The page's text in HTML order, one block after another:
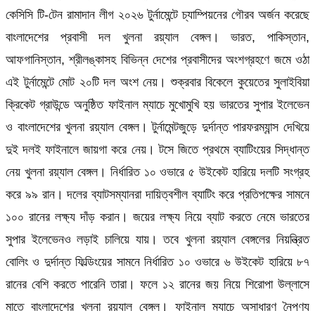
কেসিসি টি-টেন রামাদান লীগ ২০২৬ টুর্নামেন্টে চ্যাম্পিয়নের গৌরব অর্জন করেছে
বাংলাদেশের প্রবাসী দল খুলনা রয়্যাল বেঙ্গল। ভারত, পাকিস্তান,
আফগানিস্তান, শ্রীলঙ্কাসহ বিভিন্ন দেশের প্রবাসীদের অংশগ্রহণে জমে ওঠা
এই টুর্নামেন্টে মোট ২০টি দল অংশ নেয়। শুক্রবার বিকেলে কুয়েতের সুলাইবিয়া
ক্রিকেট গ্রাউন্ডে অনুষ্ঠিত ফাইনাল ম্যাচে মুখোমুখি হয় ভারতের সুপার ইলেভেন
ও বাংলাদেশের খুলনা রয়্যাল বেঙ্গল। টুর্নামেন্টজুড়ে দুর্দান্ত পারফরম্যান্স দেখিয়ে
দুই দলই ফাইনালে জায়গা করে নেয়। টসে জিতে প্রথমে ব্যাটিংয়ের সিদ্ধান্ত
নেয় খুলনা রয়্যাল বেঙ্গল। নির্ধারিত ১০ ওভারে ৫ উইকেট হারিয়ে দলটি সংগ্রহ
করে ৯৯ রান। দলের ব্যাটসম্যানরা দায়িত্বশীল ব্যাটিং করে প্রতিপক্ষের সামনে
১০০ রানের লক্ষ্য দাঁড় করান। জয়ের লক্ষ্য নিয়ে ব্যাট করতে নেমে ভারতের
সুপার ইলেভেনও লড়াই চালিয়ে যায়। তবে খুলনা রয়্যাল বেঙ্গলের নিয়ন্ত্রিত
বোলিং ও দুর্দান্ত ফিল্ডিংয়ের সামনে নির্ধারিত ১০ ওভারে ৬ উইকেট হারিয়ে ৮৭
রানের বেশি করতে পারেনি তারা। ফলে ১২ রানের জয় নিয়ে শিরোপা উল্লাসে
মাতে বাংলাদেশের খুলনা রয়্যাল বেঙ্গল। ফাইনাল ম্যাচে অসাধারণ নৈপুণ্য